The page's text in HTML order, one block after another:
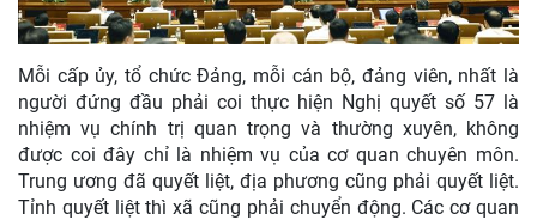
Mỗi cấp ủy, tổ chức Đảng, mỗi cán bộ, đảng viên, nhất là
người đứng đầu phải coi thực hiện Nghị quyết số 57 là
nhiệm vụ chính trị quan trọng và thường xuyên, không
được coi đây chỉ là nhiệm vụ của cơ quan chuyên môn.
Trung ương đã quyết liệt, địa phương cũng phải quyết liệt.
Tỉnh quyết liệt thì xã cũng phải chuyển động. Các cơ quan